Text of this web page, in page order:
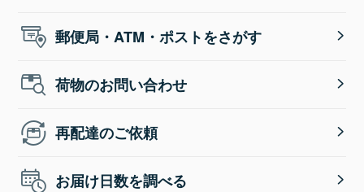
郵便局・ATM・ポストをさがす
荷物のお問い合わせ
再配達のご依頼
お届け日数を調べる